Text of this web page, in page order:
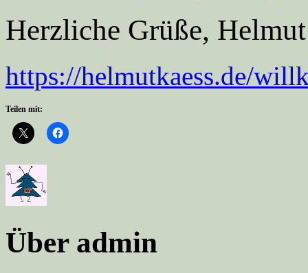
Herzliche Grüße, Helmut
https://helmutkaess.de/
Teilen mit:
Über admin